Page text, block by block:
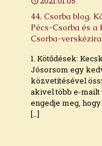
44. Csorba blog.
Pécs-Csorba és
Csorba-
1. Kötődések:
Jósorsom egy
közvetítésével
akivel több e-mailt
engedje meg,
[…]